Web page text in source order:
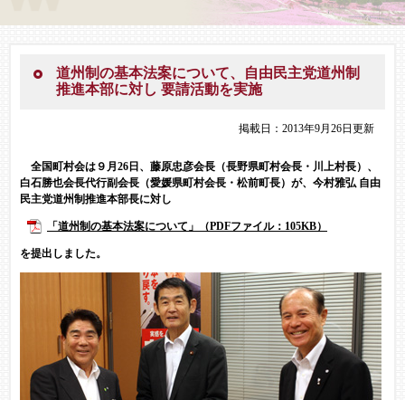
道州制の基本法案について、自由民主党道州制
推進本部に対し 要請活動を実施
掲載日：2013年9月26日更新
全国町村会は９月26日、藤原忠彦会長（長野県町村会長・川上村長）、
白石勝也会長代行副会長（愛媛県町村会長・松前町長）が、今村雅弘 自由
民主党道州制推進本部長に対し
「道州制の基本法案について」（PDFファイル：105KB）
を提出しました。